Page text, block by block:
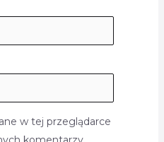
w tej przeglądarce